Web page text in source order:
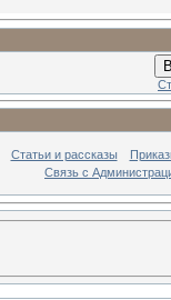
Статьи и рассказы
Связь с